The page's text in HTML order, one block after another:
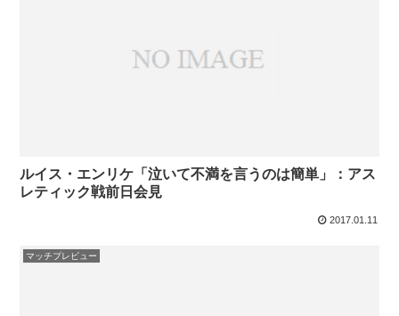
ルイス・エンリケ「泣いて不満を言うのは簡単」：アス
レティック戦前日会見
2017.01.11
マッチプレビュー